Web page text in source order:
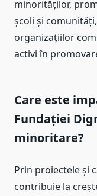
minorităților,
școli și
organizațiilor
activi în
Care este
Fundației
minoritare?
Prin proiectele și
contribuie la